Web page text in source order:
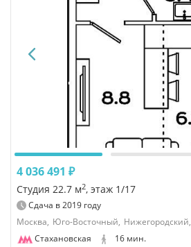
4 036 491 ₽
Студия 22.7 м2, этаж 1/17
Сдача в2019 году
Москва, Юго-Восточный, Нижегородский,
Стахановская
16 мин.